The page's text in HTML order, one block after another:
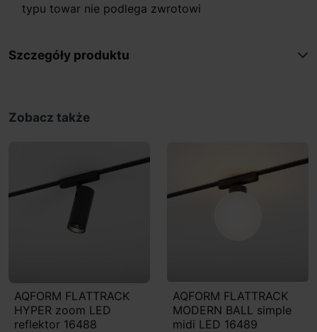
typu towar nie podlega zwrotowi
Szczegóły produktu
Zobacz także
AQFORM FLATTRACK
HYPER zoom LED
reflektor 16488
AQFORM FLATTRACK
MODERN BALL simple
midi LED 16489